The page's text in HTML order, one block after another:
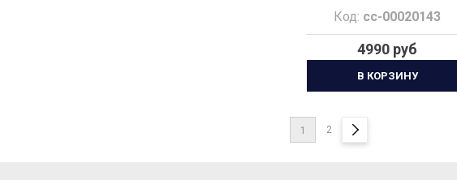
Код: cc-00020143
4990 руб
В КОРЗИНУ
1 2